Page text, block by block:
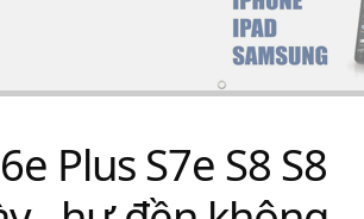
Plus S7e S8 S8